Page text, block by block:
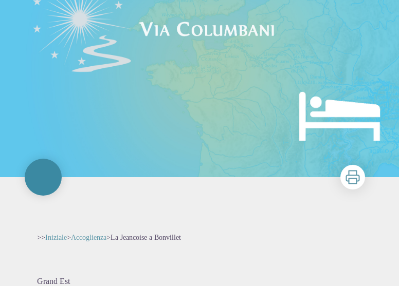
Stampa
>>Iniziale>Accoglienza>La Jeancoise a Bonvillet
Grand Est